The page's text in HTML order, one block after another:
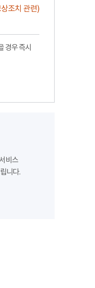
조치 관련)
경우 즉시
비스
니다.